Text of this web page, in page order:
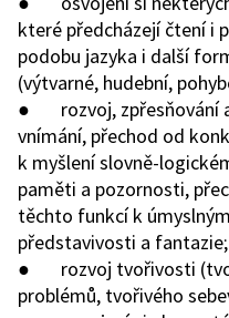
které předcházejí čtení i
podobu jazyka i další
(výtvarné, hudební,
● rozvoj, zpřesňování
vnímání, přechod od
k myšlení slovně-
paměti a pozornosti,
těchto funkcí k
představivosti a fantazie;
● rozvoj tvořivosti
problémů, tvořivého